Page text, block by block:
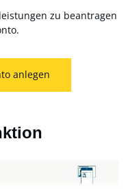
zu beantragen
anlegen